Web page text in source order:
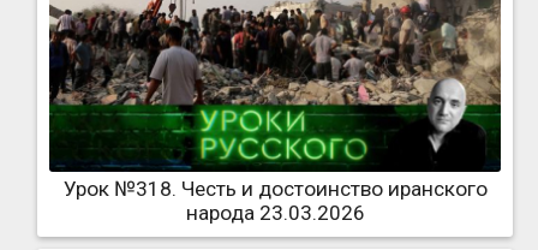
Урок №318. Честь и достоинство иранского
народа 23.03.2026